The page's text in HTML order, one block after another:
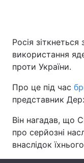
Україна
Спорт
Техно і зв'язок
Зброя
Росія
використання
проти України.
Про це під час
представник
Він нагадав, що
про серйозні
внаслідок